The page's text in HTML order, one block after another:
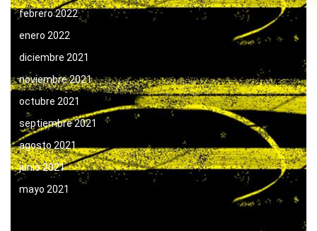
febrero 2022
enero 2022
diciembre 2021
noviembre 2021
octubre 2021
septiembre 2021
agosto 2021
junio 2021
mayo 2021